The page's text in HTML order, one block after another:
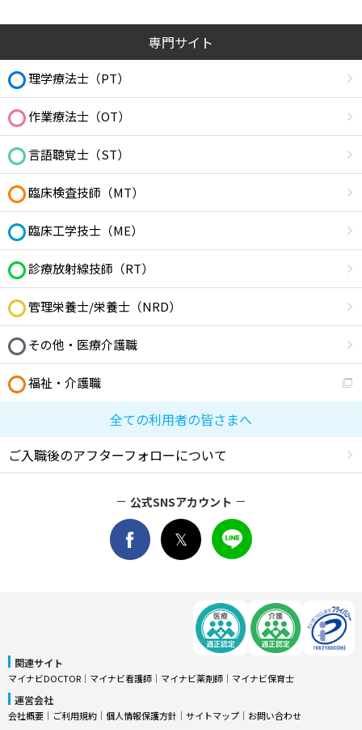
専門サイト
理学療法士（PT）
作業療法士（OT）
言語聴覚士（ST）
臨床検査技師（MT）
臨床工学技士（ME）
診療放射線技師（RT）
管理栄養士/栄養士（NRD）
その他・医療介護職
福祉・介護職
全ての利用者の皆さまへ
ご入職後のアフターフォローについて
公式SNSアカウント
関連サイト
マイナビDOCTOR │ マイナビ看護師 │ マイナビ薬剤師 │ マイナビ保育士
運営会社
会社概要 │ ご利用規約 │ 個人情報保護方針 │ サイトマップ │ お問い合わせ